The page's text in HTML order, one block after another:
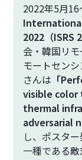
2022年5月
2022（ISRS
会・韓国リ
モートセン
さんは 「
visible
thermal
adversarial
し、ポスタ
一種である